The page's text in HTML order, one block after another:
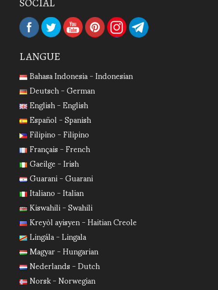
SOCIAL
LANGUE
Bahasa Indonesia - Indonesian
Deutsch - German
English - English
Español - Spanish
Filipino - Filipino
Français - French
Gaeilge - Irish
Guarani - Guarani
Italiano - Italian
Kiswahili - Swahili
Kreyòl ayisyen - Haitian Creole
Lingála - Lingala
Magyar - Hungarian
Nederlands - Dutch
Norsk - Norwegian